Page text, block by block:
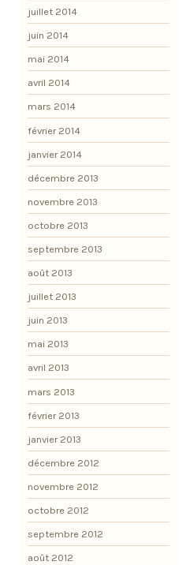
juillet 2014
juin 2014
mai 2014
avril 2014
mars 2014
février 2014
janvier 2014
décembre 2013
novembre 2013
octobre 2013
septembre 2013
août 2013
juillet 2013
juin 2013
mai 2013
avril 2013
mars 2013
février 2013
janvier 2013
décembre 2012
novembre 2012
octobre 2012
septembre 2012
août 2012